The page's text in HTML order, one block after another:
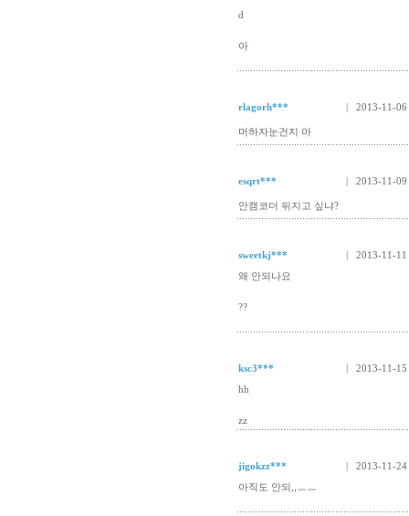
d
아
rlagorh*** | 2013-11-06
머하자눈건지 아
esqrt*** | 2013-11-09
안캠코더 뒤지고 싶냐?
sweetkj***
| 2013-11-11
왜 안되나요
??
ksc3***
| 2013-11-15
hh
zz
jigokzz***
| 2013-11-24
아직도 안되,,ㅡㅡ